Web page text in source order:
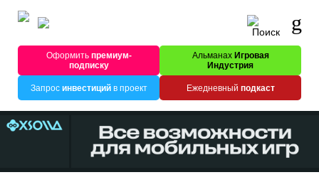
Оформитьпремиум-
подписку
Альманах Игровая
Индустрия
Запрос инвестицийв проект Ежедневный подкаст